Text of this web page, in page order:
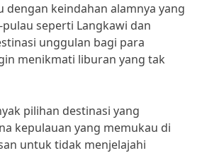
dengan keindahan alamnya yang
seperti Langkawi dan
unggulan bagi para
menikmati liburan yang tak
pilihan destinasi yang
kepulauan yang memukau di
untuk tidak menjelajahi